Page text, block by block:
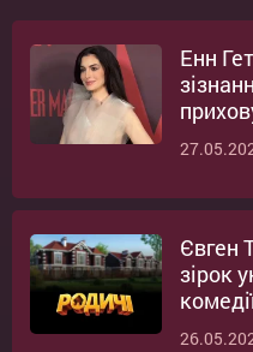
Енн
Євген
зірок